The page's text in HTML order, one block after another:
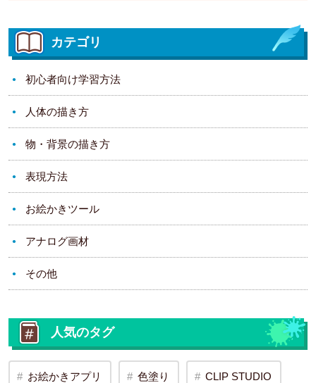
カテゴリ
初心者向け学習方法
人体の描き方
物・背景の描き方
表現方法
お絵かきツール
アナログ画材
その他
人気のタグ
お絵かきアプリ 色塗り CLIP STUDIO